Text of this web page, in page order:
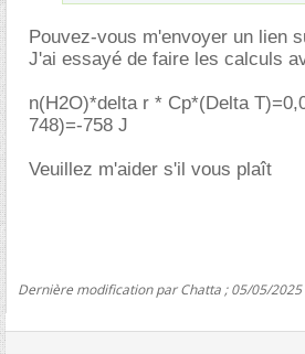
Pouvez-vous m'envoyer un lien
J'ai essayé de faire les calculs
n(H2O)*delta r * Cp*(Delta
748)=-758 J
Veuillez m'aider s'il vous plaît
Dernière modification par Chatta ; 05/05/2025